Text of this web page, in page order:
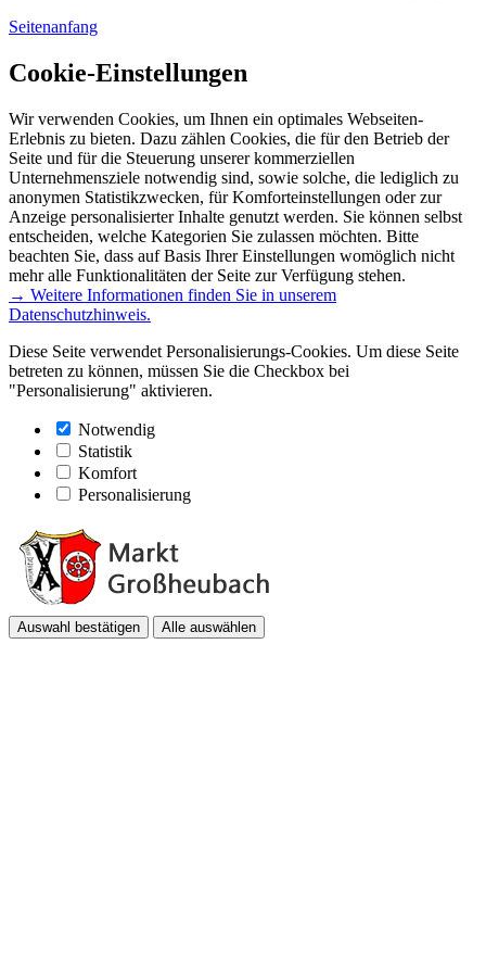
Seitenanfang
Cookie-Einstellungen
Wir verwenden Cookies, um Ihnen ein optimales Webseiten-
Erlebnis zu bieten. Dazu zählen Cookies, die für den Betrieb der
Seite und für die Steuerung unserer kommerziellen
Unternehmensziele notwendig sind, sowie solche, die lediglich zu
anonymen Statistikzwecken, für Komforteinstellungen oder zur
Anzeige personalisierter Inhalte genutzt werden. Sie können selbst
entscheiden, welche Kategorien Sie zulassen möchten. Bitte
beachten Sie, dass auf Basis Ihrer Einstellungen womöglich nicht
mehr alle Funktionalitäten der Seite zur Verfügung stehen.
→ Weitere Informationen finden Sie in unserem
Datenschutzhinweis.
Diese Seite verwendet Personalisierungs-Cookies. Um diese Seite
betreten zu können, müssen Sie die Checkbox bei
"Personalisierung" aktivieren.
Notwendig
Statistik
Komfort
Personalisierung
Auswahl bestätigen Alle auswählen